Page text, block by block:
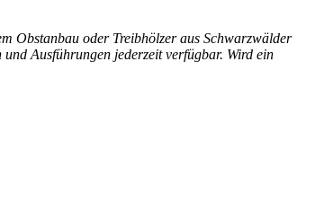
Obstanbau oder Treibhölzer aus Schwarzwälder
Ausführungen jederzeit verfügbar. Wird ein